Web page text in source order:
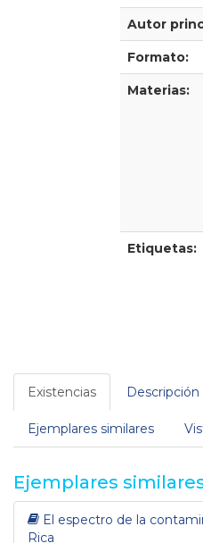
Detalles
Autor
Formato:
Materias:
Etiquetas:
Existencias Descripción
Ejemplares similares
Ejemplares
El espectro de la
Rica